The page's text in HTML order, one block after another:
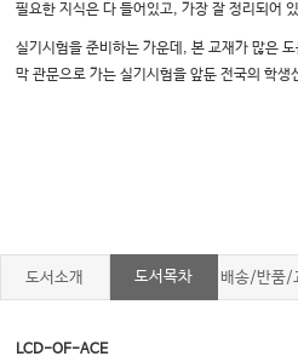
필요한 지식은 다 들어있고, 가장 잘 정리되어
실기시험을 준비하는 가운데, 본 교재가 많은
막 관문으로 가는 실기시험을 앞둔 전국의 학생
도서소개 도서목차 배송/반품/
LCD-OF-ACE